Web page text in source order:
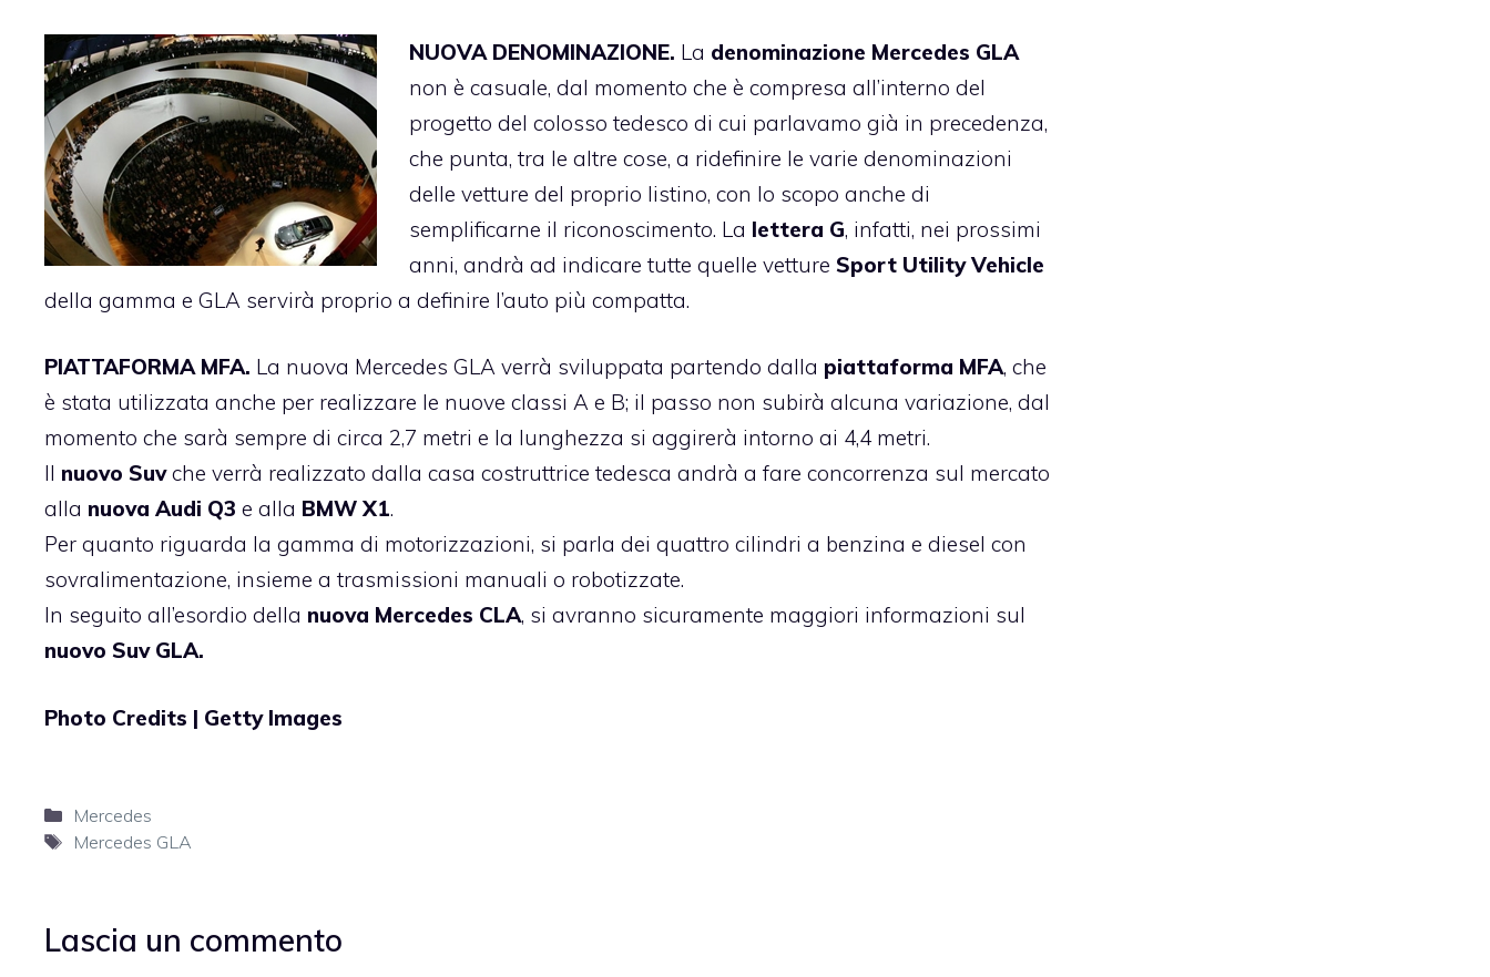
NUOVA DENOMINAZIONE. La denominazione Mercedes GLA
non è casuale, dal momento che è compresa all’interno del
progetto del colosso tedesco di cui parlavamo già in precedenza,
che punta, tra le altre cose, a ridefinire le varie denominazioni
delle vetture del proprio listino, con lo scopo anche di
semplificarne il riconoscimento. La lettera G, infatti, nei prossimi
anni, andrà ad indicare tutte quelle vetture Sport Utility Vehicle
della gamma e GLA servirà proprio a definire l’auto più compatta.
PIATTAFORMA MFA. La nuova Mercedes GLA verrà sviluppata partendo dalla piattaforma MFA, che
è stata utilizzata anche per realizzare le nuove classi A e B; il passo non subirà alcuna variazione, dal
momento che sarà sempre di circa 2,7 metri e la lunghezza si aggirerà intorno ai 4,4 metri.
Il nuovo Suvche verrà realizzato dalla casa costruttrice tedesca andrà a fare concorrenza sul mercato
alla nuova Audi Q3 e alla BMW X1.
Per quanto riguarda la gamma di motorizzazioni, si parla dei quattro cilindri a benzina e diesel con
sovralimentazione, insieme a trasmissioni manuali o robotizzate.
In seguito all’esordio della nuova Mercedes CLA, si avranno sicuramente maggiori informazioni sul
nuovo Suv GLA.
Photo Credits | Getty Images
Categorie
Mercedes
Tag
Mercedes GLA
Lascia un commento